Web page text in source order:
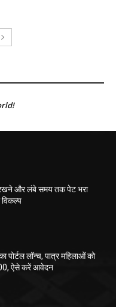
रखने और लंबे समय तक पेट भरा
पोर्टल लॉन्च, पात्र महिलाओं को
ऐसे करें आवेदन